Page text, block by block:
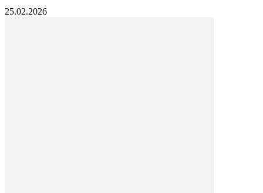
25.02.2026